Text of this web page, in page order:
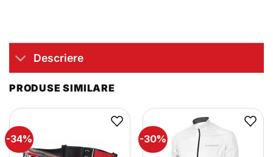
Descriere
PRODUSE SIMILARE
-34% -30%